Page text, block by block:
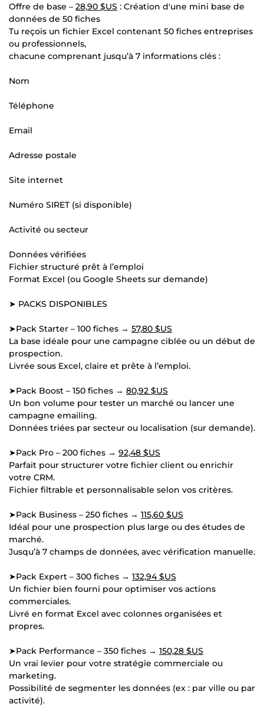
Offre de base – 28,90 $US : Création d'une mini base de
données de 50 fiches
Tu reçois un fichier Excel contenant 50 fiches entreprises
ou professionnels,
chacune comprenant jusqu’à 7 informations clés :
Nom
Téléphone
Email
Adresse postale
Site internet
Numéro SIRET (si disponible)
Activité ou secteur
Données vérifiées
Fichier structuré prêt à l’emploi
Format Excel (ou Google Sheets sur demande)
➤ PACKS DISPONIBLES
➤Pack Starter – 100 fiches → 57,80 $US
La base idéale pour une campagne ciblée ou un début de
prospection.
Livrée sous Excel, claire et prête à l’emploi.
➤Pack Boost – 150 fiches → 80,92 $US
Un bon volume pour tester un marché ou lancer une
campagne emailing.
Données triées par secteur ou localisation (sur demande).
➤Pack Pro – 200 fiches → 92,48 $US
Parfait pour structurer votre fichier client ou enrichir
votre CRM.
Fichier filtrable et personnalisable selon vos critères.
➤Pack Business – 250 fiches → 115,60 $US
Idéal pour une prospection plus large ou des études de
marché.
Jusqu’à 7 champs de données, avec vérification manuelle.
➤Pack Expert – 300 fiches → 132,94 $US
Un fichier bien fourni pour optimiser vos actions
commerciales.
Livré en format Excel avec colonnes organisées et
propres.
➤Pack Performance – 350 fiches → 150,28 $US
Un vrai levier pour votre stratégie commerciale ou
marketing.
Possibilité de segmenter les données (ex : par ville ou par
activité).